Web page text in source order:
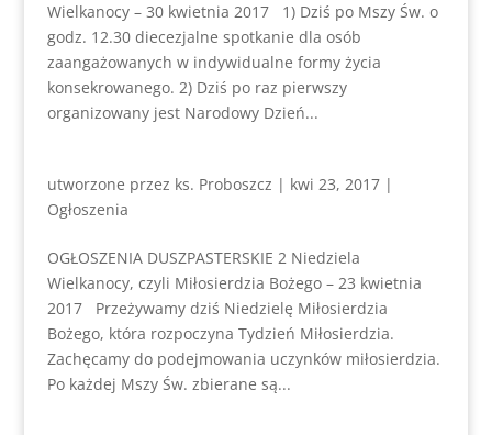
Wielkanocy – 30 kwietnia 2017 1) Dziś po Mszy Św. o
godz. 12.30 diecezjalne spotkanie dla osób
zaangażowanych w indywidualne formy życia
konsekrowanego. 2) Dziś po raz pierwszy
organizowany jest Narodowy Dzień...
utworzone przez ks. Proboszcz | kwi 23, 2017|
Ogłoszenia
OGŁOSZENIA DUSZPASTERSKIE 2 Niedziela
Wielkanocy, czyli Miłosierdzia Bożego – 23 kwietnia
2017 Przeżywamy dziś Niedzielę Miłosierdzia
Bożego, która rozpoczyna Tydzień Miłosierdzia.
Zachęcamy do podejmowania uczynków miłosierdzia.
Po każdej Mszy Św. zbierane są...